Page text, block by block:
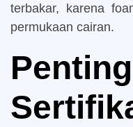
terbakar, karena
permukaan cairan.